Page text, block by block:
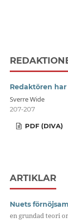
Redaktören
Sverre Wide
207-207
PDF (DIVA)
ARTIKLAR
Nuets
en grundad teori